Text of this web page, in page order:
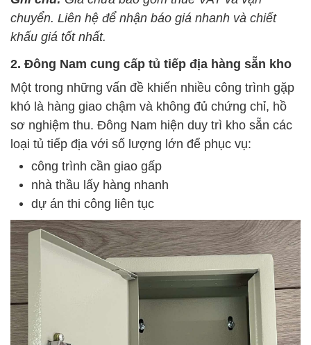
chuyển. Liên hệ để nhận báo giá nhanh và chiết
khấu giá tốt nhất.
2. Đông Nam cung cấp tủ tiếp địa hàng sẵn kho
Một trong những vấn đề khiến nhiều công trình gặp
khó là hàng giao chậm và không đủ chứng chỉ, hồ
sơ nghiệm thu. Đông Nam hiện duy trì kho sẵn các
loại tủ tiếp địa với số lượng lớn để phục vụ:
công trình cần giao gấp
nhà thầu lấy hàng nhanh
dự án thi công liên tục